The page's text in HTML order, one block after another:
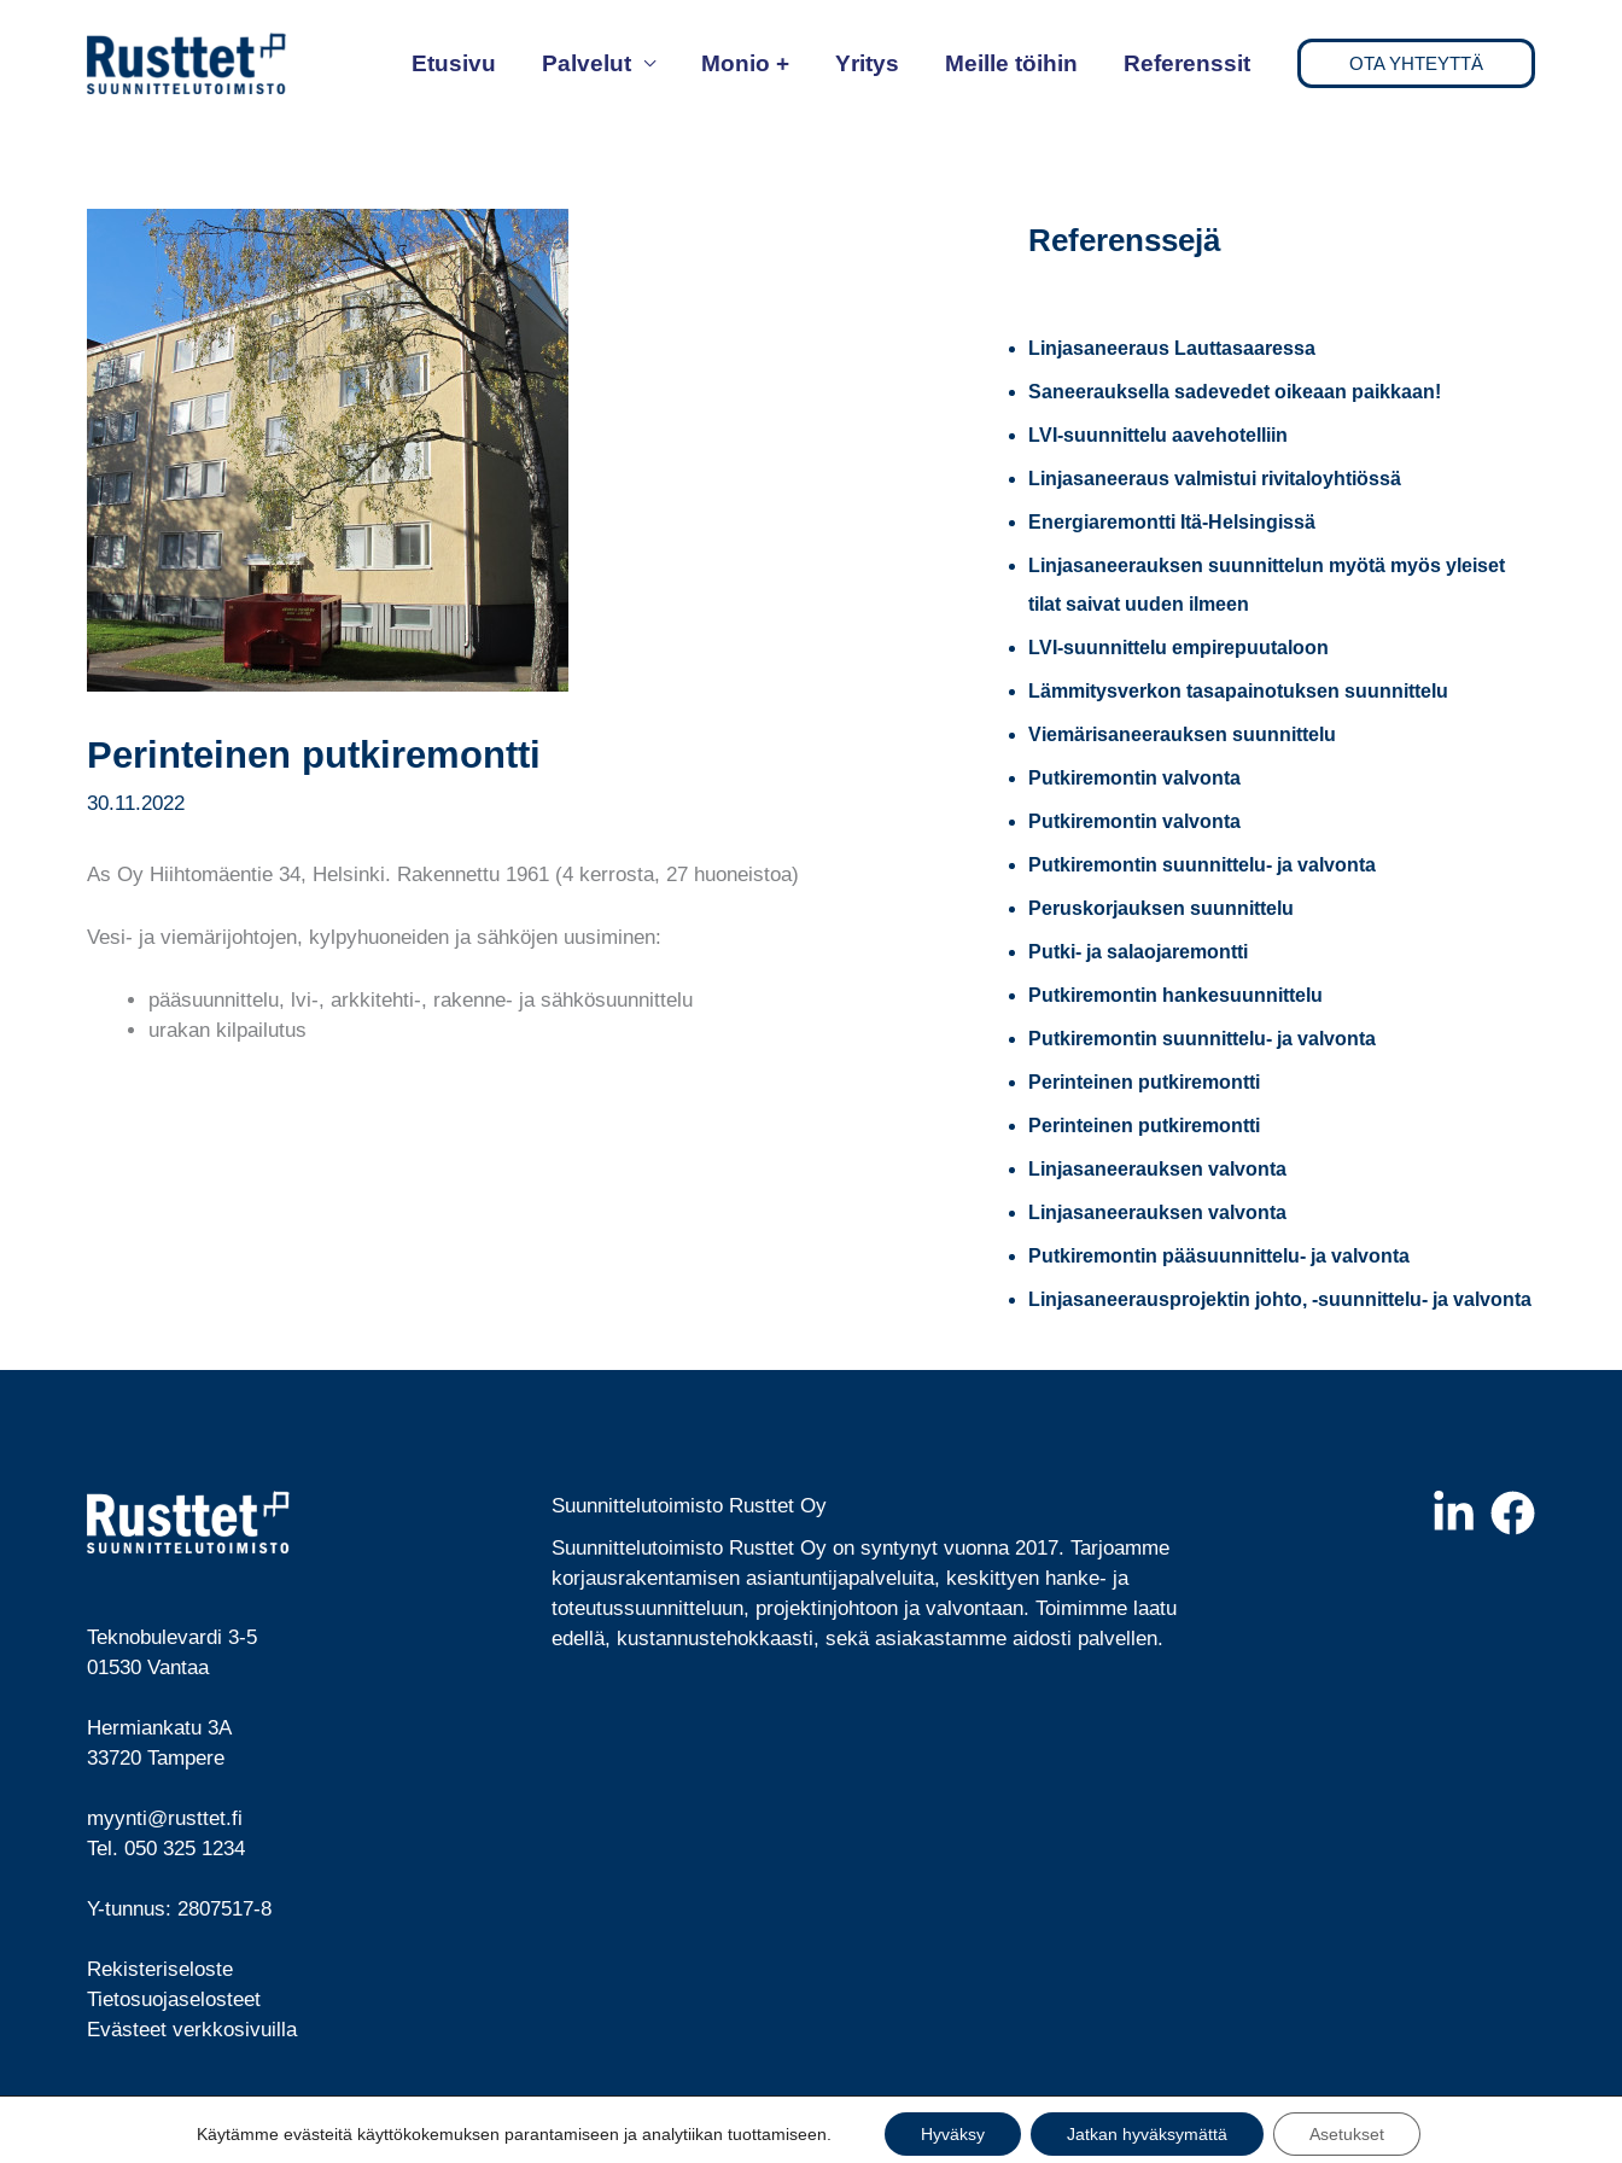
Etusivu Palvelut Monio + Yritys Meille töihin Referenssit OTA YHTEYTTÄ
Perinteinen putkiremontti
30.11.2022
As Oy Hiihtomäentie 34, Helsinki. Rakennettu 1961 (4 kerrosta, 27 huoneistoa)
Vesi- ja viemärijohtojen, kylpyhuoneiden ja sähköjen uusiminen:
pääsuunnittelu, lvi-, arkkitehti-, rakenne- ja sähkösuunnittelu
urakan kilpailutus
Referenssejä
Linjasaneeraus Lauttasaaressa
Saneerauksella sadevedet oikeaan paikkaan!
LVI-suunnittelu aavehotelliin
Linjasaneeraus valmistui rivitaloyhtiössä
Energiaremontti Itä-Helsingissä
Linjasaneerauksen suunnittelun myötä myös yleiset
tilat saivat uuden ilmeen
LVI-suunnittelu empirepuutaloon
Lämmitysverkon tasapainotuksen suunnittelu
Viemärisaneerauksen suunnittelu
Putkiremontin valvonta
Putkiremontin valvonta
Putkiremontin suunnittelu- ja valvonta
Peruskorjauksen suunnittelu
Putki- ja salaojaremontti
Putkiremontin hankesuunnittelu
Putkiremontin suunnittelu- ja valvonta
Perinteinen putkiremontti
Perinteinen putkiremontti
Linjasaneerauksen valvonta
Linjasaneerauksen valvonta
Putkiremontin pääsuunnittelu- ja valvonta
Linjasaneerausprojektin johto, -suunnittelu- ja valvonta
Teknobulevardi 3-5
01530 Vantaa
Hermiankatu 3A
33720 Tampere
myynti@rusttet.fi
Tel. 050 325 1234
Y-tunnus: 2807517-8
Rekisteriseloste
Tietosuojaselosteet
Evästeet verkkosivuilla
Suunnittelutoimisto Rusttet Oy
Suunnittelutoimisto Rusttet Oy on syntynyt vuonna 2017. Tarjoamme
korjausrakentamisen asiantuntijapalveluita, keskittyen hanke- ja
toteutussuunnitteluun, projektinjohtoon ja valvontaan. Toimimme laatu
edellä, kustannustehokkaasti, sekä asiakastamme aidosti palvellen.
Käytämme evästeitä käyttökokemuksen parantamiseen ja analytiikan tuottamiseen. Hyväksy Jatkan hyväksymättä Asetukset